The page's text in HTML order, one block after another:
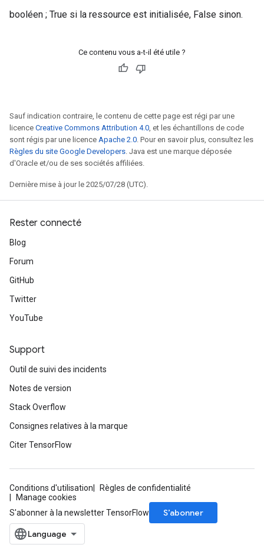
booléen ; True si la ressource est initialisée, False sinon.
Ce contenu vous a-t-il été utile ?
Sauf indication contraire, le contenu de cette page est régi par une
licence Creative Commons Attribution 4.0, et les échantillons de code
sont régis par une licence Apache 2.0. Pour en savoir plus, consultez les
Règles du site Google Developers. Java est une marque déposée
d'Oracle et/ou de ses sociétés affiliées.
Dernière mise à jour le 2025/07/28 (UTC).
Rester connecté
Blog
Forum
GitHub
Twitter
YouTube
Support
Outil de suivi des incidents
Notes de version
Stack Overflow
Consignes relatives à la marque
Citer TensorFlow
Conditions d'utilisation
Règles de confidentialité
Manage cookies
S'abonner à la newsletter TensorFlow
S’abonner